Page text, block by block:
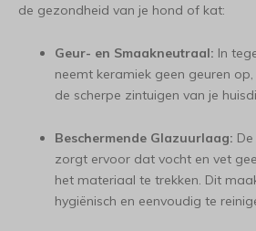
de gezondheid van je hond of kat:
Geur- en Smaakneutraal: In
neemt keramiek geen geuren
de scherpe zintuigen van je
Beschermende Glazuurlaag:
zorgt ervoor dat vocht en vet
het materiaal te trekken. Dit
hygiënisch en eenvoudig te